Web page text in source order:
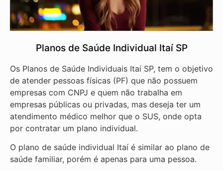
Planos de Saúde Individual Itaí SP
Os Planos de Saúde Individuais Itaí SP, tem o objetivo
de atender pessoas físicas (PF) que não possuem
empresas com CNPJ e quem não trabalha em
empresas públicas ou privadas, mas deseja ter um
atendimento médico melhor que o SUS, onde opta
por contratar um plano individual.
O plano de saúde individual Itaí é similar ao plano de
saúde familiar, porém é apenas para uma pessoa.